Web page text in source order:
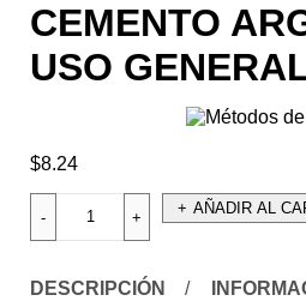
CEMENTO
USO
$8.24
AÑADIR AL
DESCRIPCIÓN